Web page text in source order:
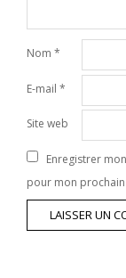
Nom *
E-mail *
Site web
Enregistrer
pour mon